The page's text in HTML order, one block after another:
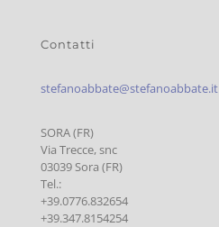
Contatti
stefanoabbate@stefanoabbate.it
SORA (FR)
Via Trecce, snc
03039 Sora (FR)
Tel.:
+39.0776.832654
+39.347.8154254